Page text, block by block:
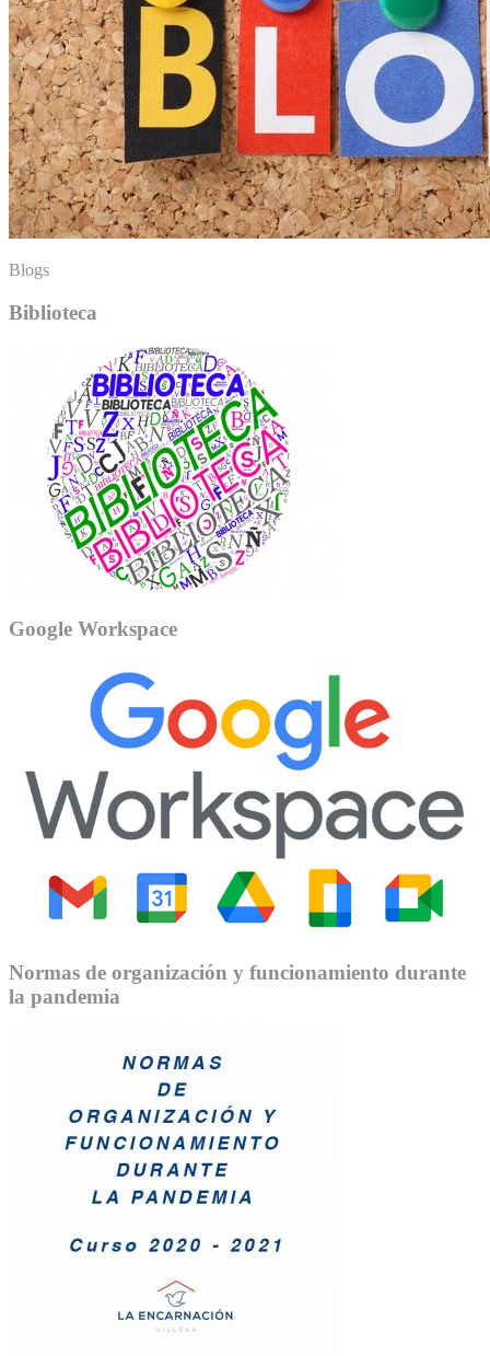
Blogs
Biblioteca
Google Workspace
Normas de organización y funcionamiento durante
la pandemia